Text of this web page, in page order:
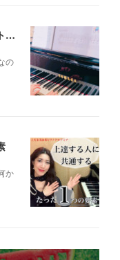
【幼い頃からホンモノに触れるメリットとは？】
の
か